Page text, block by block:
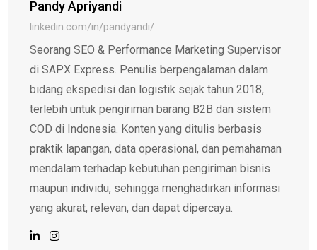
Pandy Apriyandi
linkedin.com/in/pandyandi/
Seorang SEO & Performance Marketing Supervisor
di SAPX Express. Penulis berpengalaman dalam
bidang ekspedisi dan logistik sejak tahun 2018,
terlebih untuk pengiriman barang B2B dan sistem
COD di Indonesia. Konten yang ditulis berbasis
praktik lapangan, data operasional, dan pemahaman
mendalam terhadap kebutuhan pengiriman bisnis
maupun individu, sehingga menghadirkan informasi
yang akurat, relevan, dan dapat dipercaya.